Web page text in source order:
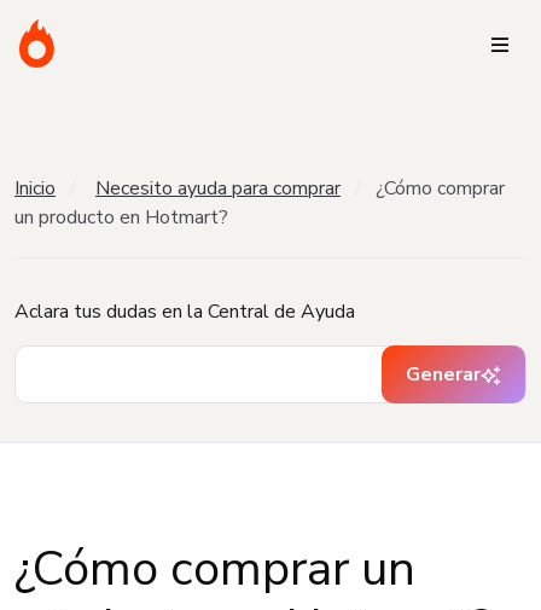
Inicio Necesito ayuda para comprar
¿Cómo comprar
un producto en Hotmart?
Aclara tus dudas en la Central de Ayuda
Generar
¿Cómo comprar un